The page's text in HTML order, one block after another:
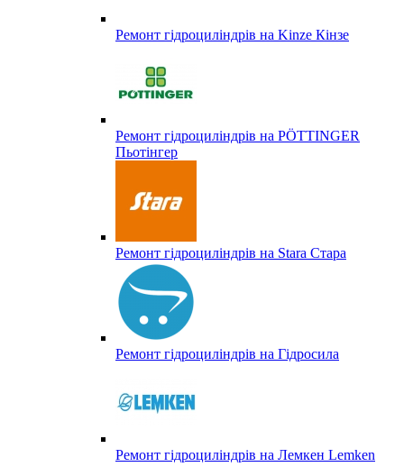
Ремонт гідроциліндрів на Kinze Кінзе
Ремонт гідроциліндрів на PÖTTINGER
Пьотінгер
Ремонт гідроциліндрів на Stara Стара
Ремонт гідроциліндрів на Гідросила
Ремонт гідроциліндрів на Лемкен Lemken